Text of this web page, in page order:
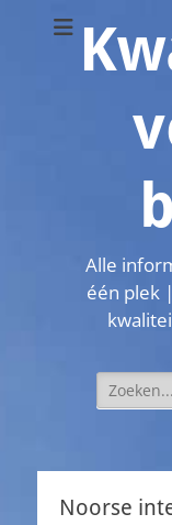
Alle
één plek
Zoeken
naar:
Noorse